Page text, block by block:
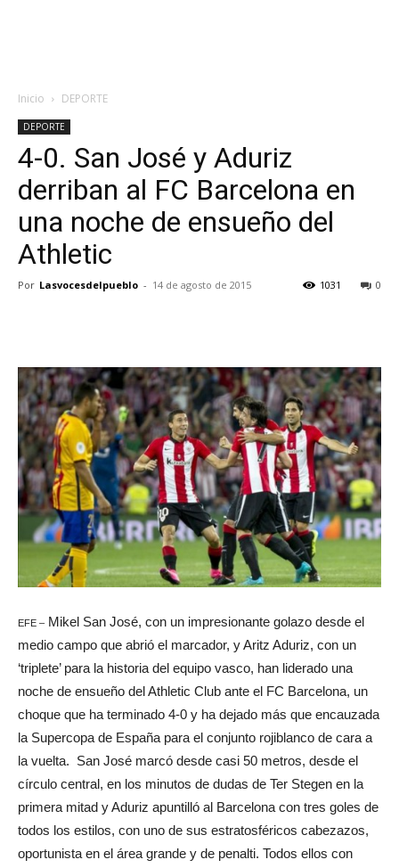
Inicio DEPORTE
DEPORTE
4-0. San José y Aduriz
derriban al FC Barcelona en
una noche de ensueño del
Athletic
Por Lasvocesdelpueblo - 14 de agosto de 2015 0
1031
EFE – Mikel San José, con un impresionante golazo desde el
medio campo que abrió el marcador, y Aritz Aduriz, con un
‘triplete’ para la historia del equipo vasco, han liderado una
noche de ensueño del Athletic Club ante el FC Barcelona, un
choque que ha terminado 4-0 y ha dejado más que encauzada
la Supercopa de España para el conjunto rojiblanco de cara a
la vuelta. San José marcó desde casi 50 metros, desde el
círculo central, en los minutos de dudas de Ter Stegen en la
primera mitad y Aduriz apuntilló al Barcelona con tres goles de
todos los estilos, con uno de sus estratosféricos cabezazos,
oportunista en el área grande y de penalti. Todos ellos con